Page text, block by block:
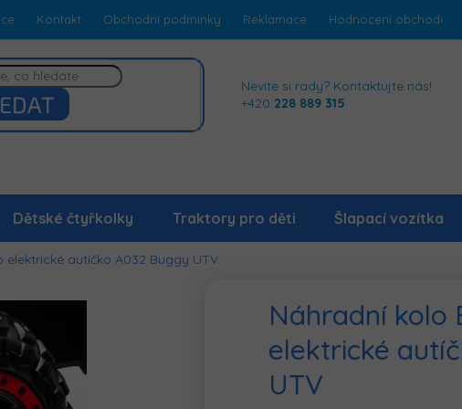
Kontakt Obchodní podmínky Reklamace Hodnocení obchodu
Nevíte si rady? Kontaktujte nás!
+420 228 889 315
Dětské čtyřkolky Traktory pro děti Šlapací vozítka
elektrické autíčko A032 Buggy UTV
Náhradní kolo
elektrické
UTV